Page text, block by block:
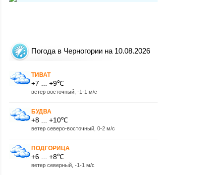
Погода в Черногории на 10.08.2026
ТИВАТ
+7 ... +9℃
ветер восточный, -1-1 м/с
БУДВА
+8 ... +10℃
ветер северо-восточный, 0-2 м/с
ПОДГОРИЦА
+6 ... +8℃
ветер северный, -1-1 м/с